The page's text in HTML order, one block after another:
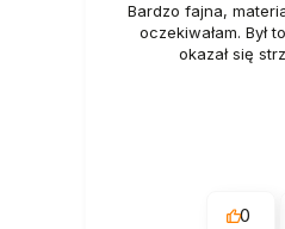
Bardzo fajna,
oczekiwałam. Był
okazał się
0